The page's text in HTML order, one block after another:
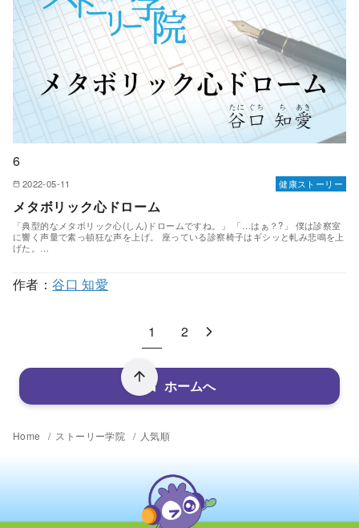
6
2022-05-11 健康ストーリー
メタボリック心ドローム
「典型的なメタボリック心(しん)ドロームですね。」 「…はぁ？?」 僕は診察室
に響く声量で素っ頓狂な声を上げ。 座っている診察椅子はギシッと軋み悲鳴を上
げた。…
作者：谷口 知愛
1 2
ホームへ
Home ストーリー学院 人気順